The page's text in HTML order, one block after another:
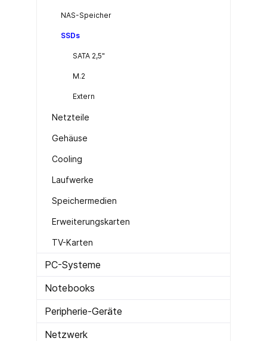
NAS-Speicher
SSDs
SATA 2,5"
M.2
Extern
Netzteile
Gehäuse
Cooling
Laufwerke
Speichermedien
Erweiterungskarten
TV-Karten
PC-Systeme
Notebooks
Peripherie-Geräte
Netzwerk